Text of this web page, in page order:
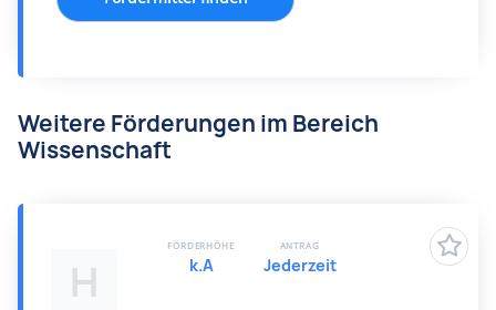
Weitere Förderungen im Bereich
Wissenschaft
H
FÖRDERHÖHE
k.A
ANTRAG
Jederzeit